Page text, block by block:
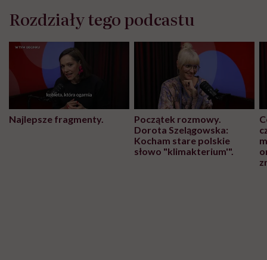
Rozdziały tego podcastu
Najlepsze fragmenty.
Początek rozmowy.
Dorota Szelągowska:
Kocham stare polskie
słowo "klimakterium'".